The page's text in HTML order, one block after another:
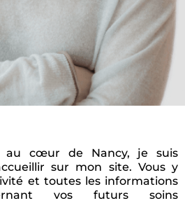
au cœur de Nancy, je suis
sur mon site. Vous y
et toutes les informations
vos futurs soins